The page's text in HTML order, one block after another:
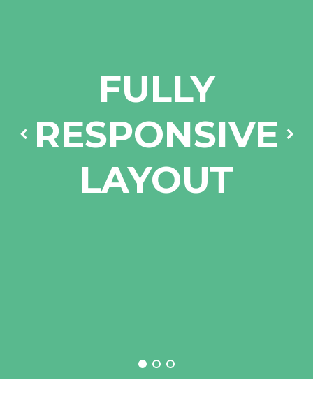
FULLY
RESPONSIVE
LAYOUT